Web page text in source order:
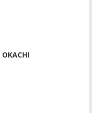
OKACHI